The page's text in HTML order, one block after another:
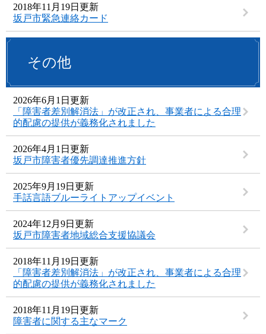
2018年11月19日更新
坂戸市緊急連絡カード
その他
2026年6月1日更新
「障害者差別解消法」が改正され、事業者による合理
的配慮の提供が義務化されました
2026年4月1日更新
坂戸市障害者優先調達推進方針
2025年9月19日更新
手話言語ブルーライトアップイベント
2024年12月9日更新
坂戸市障害者地域総合支援協議会
2018年11月19日更新
「障害者差別解消法」が改正され、事業者による合理
的配慮の提供が義務化されました
2018年11月19日更新
障害者に関する主なマーク